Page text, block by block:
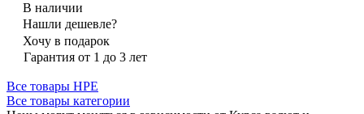
В наличии
Нашли дешевле?
Хочу в подарок
Гарантия от 1 до 3 лет
Все товары HPE
Все товары категории